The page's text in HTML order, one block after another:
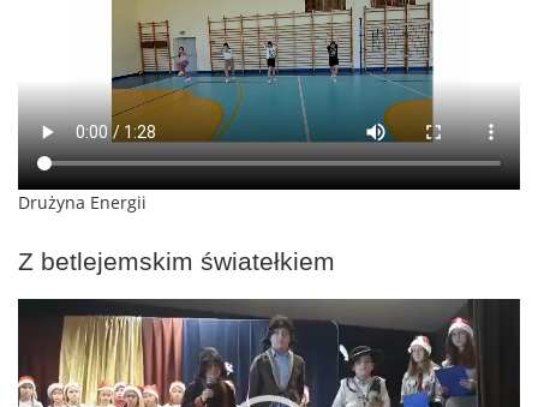
Drużyna Energii
Z betlejemskim światełkiem
Odtwarzacz